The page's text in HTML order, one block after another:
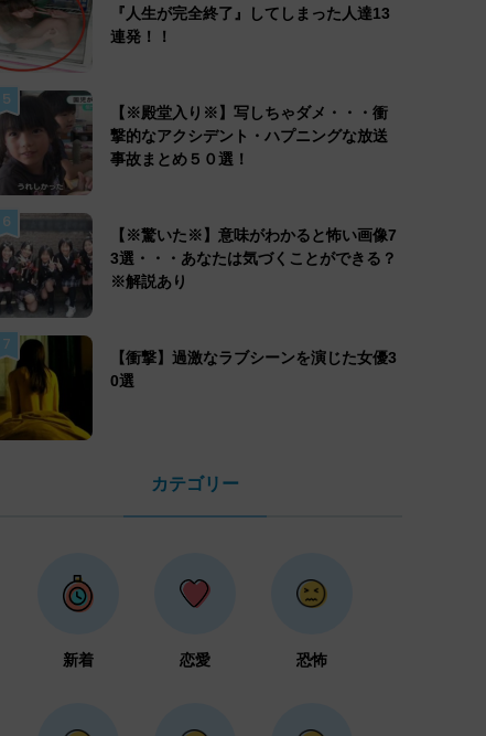
『人生が完全終了』してしまった人達13
連発！！
5
【※殿堂入り※】写しちゃダメ・・・衝
撃的なアクシデント・ハプニングな放送
事故まとめ５０選！
6
【※驚いた※】意味がわかると怖い画像7
3選・・・あなたは気づくことができる？
※解説あり
7
【衝撃】過激なラブシーンを演じた女優3
0選
カテゴリー
新着 恋愛 恐怖